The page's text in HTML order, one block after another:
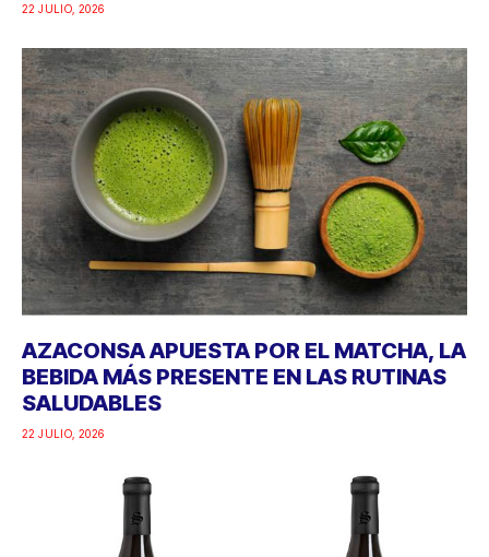
22 JULIO, 2026
AZACONSA APUESTA POR EL MATCHA, LA
BEBIDA MÁS PRESENTE EN LAS RUTINAS
SALUDABLES
22 JULIO, 2026